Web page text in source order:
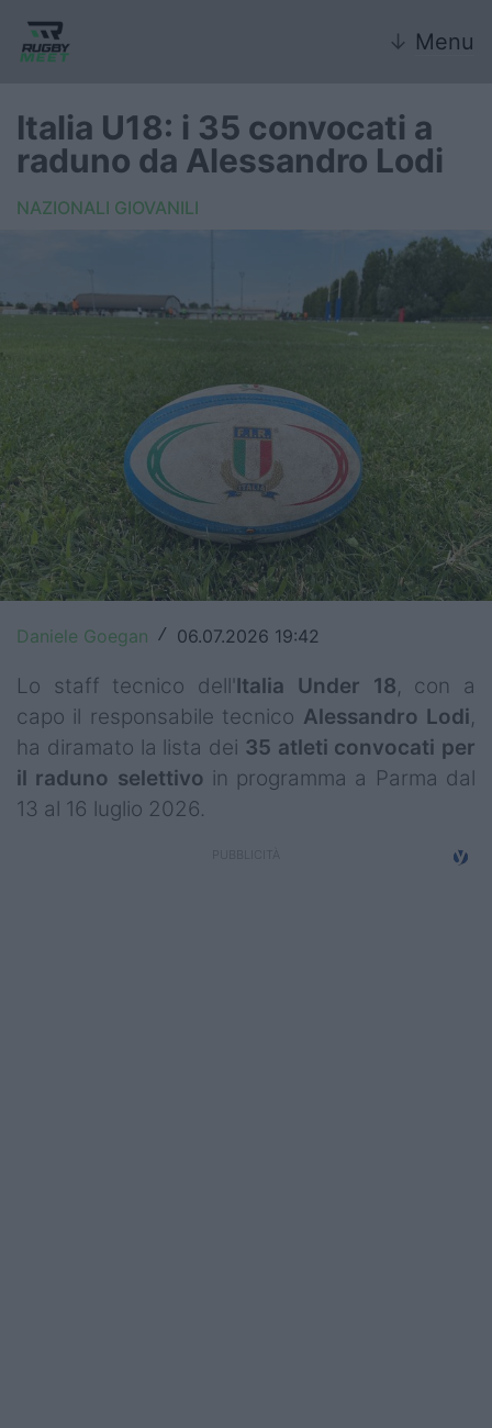
↓ Menu
Nazionali giovanili
Internazionale
6 Nazioni
United Rugby Championship
Top14
Premiership
World Rugby
Rugby World Cup
Super Rugby
Italia U18: i 35 convocati a
raduno da Alessandro Lodi
NAZIONALI GIOVANILI
Daniele Goegan / 06.07.2026 19:42
Lo staff tecnico dell'Italia Under 18, con a
capo il responsabile tecnico Alessandro Lodi,
ha diramato la lista dei 35 atleti convocati per
il raduno selettivo in programma a Parma dal
13 al 16 luglio 2026.